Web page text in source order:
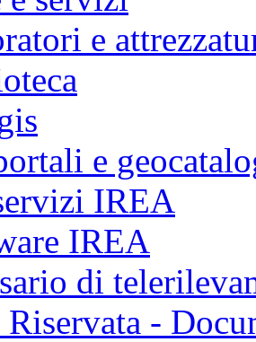
e
e
IREA
IREA
di
Riservata -